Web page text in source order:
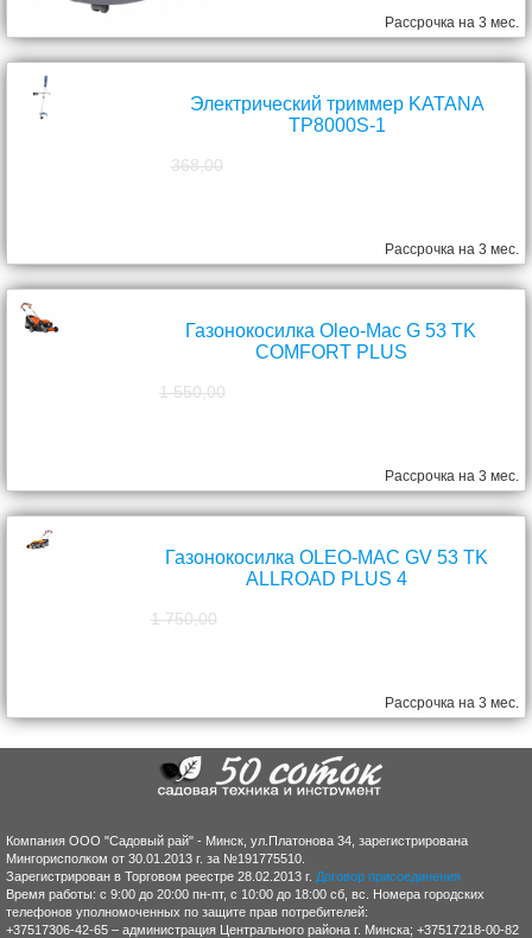
Рассрочка на 3 мес.
Электрический триммер KATANA
TP8000S-1
368,00
Рассрочка на 3 мес.
Газонокосилка Oleo-Mac G 53 TK
COMFORT PLUS
1 550,00
Рассрочка на 3 мес.
Газонокосилка OLEO-MAC GV 53 TK
ALLROAD PLUS 4
1 750,00
Рассрочка на 3 мес.
Компания ООО "Садовый рай" - Минск, ул.Платонова 34, зарегистрирована
Мингорисполком от 30.01.2013 г. за №191775510.
Зарегистрирован в Торговом реестре 28.02.2013 г. Договор присоединения
Время работы: с 9:00 до 20:00 пн-пт, с 10:00 до 18:00 сб, вс. Номера городских
телефонов уполномоченных по защите прав потребителей:
+37517306-42-65 – администрация Центрального района г. Минска; +37517218-00-82